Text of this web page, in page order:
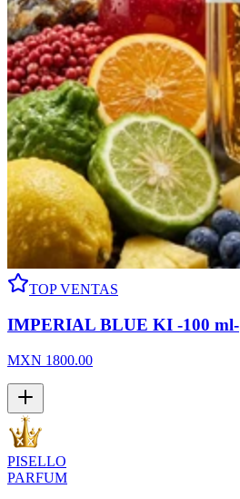
TOP VENTAS
IMPERIAL BLUE KI -100 ml-
MXN 1800.00
PISELLO
PARFUM